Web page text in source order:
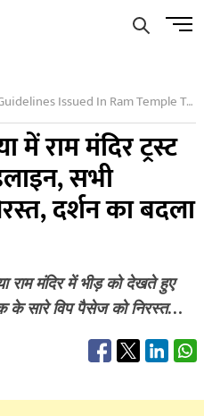
Menu
Trust In Ayodhya All Vip Passes Cancelled Timings Of Darshan Changed
राम मंदिर ट्रस्ट
सभी
दर्शन का बदला
राम मंदिर में भीड़ को देखते हुए
सारे विप पैसेज को निरस्त…